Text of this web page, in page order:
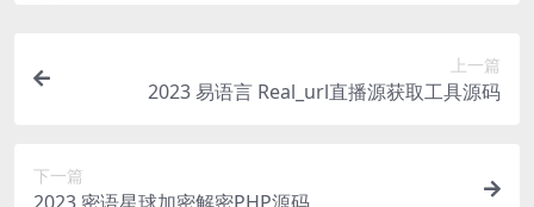
上一篇
2023 易语言 Real_url直播源获取工具源码
下一篇